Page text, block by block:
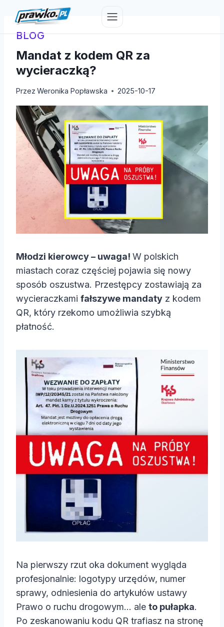
treściBLOG
Mandat z kodem QR za
wycieraczką?
Przez Weronika Popławska 2025-10-17
Młodzi kierowcy – uwaga! W polskich
miastach coraz częściej pojawia się nowy
sposób oszustwa. Przestępcy zostawiają za
wycieraczkami fałszywe mandaty z kodem
QR, który rzekomo umożliwia szybką
płatność.
Na pierwszy rzut oka dokument wygląda
profesjonalnie: logotypy urzędów, numer
sprawy, odniesienia do artykułów ustawy
Prawo o ruchu drogowym… ale to pułapka.
Po zeskanowaniu kodu QR trafiasz na stronę